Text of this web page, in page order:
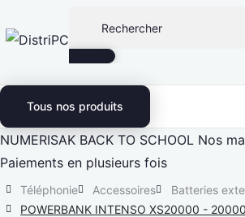
Tous nos produits
NUMERISAK BACK TO SCHOOL Nos
Paiements en plusieurs fois
Téléphonie Accessoires
Batteries
POWERBANK INTENSO XS20000 -